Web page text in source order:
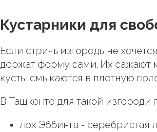
Кустарники для
Если стричь изгородь не
держат форму сами. Их сажают
кусты смыкаются в плотную
В Ташкенте для такой изгороди
лох Эббинга - серебристая